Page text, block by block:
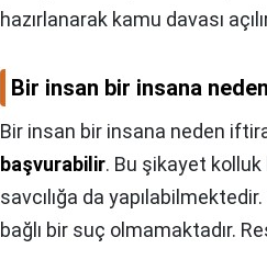
hazırlanarak kamu davası
Bir insan bir insana
Bir insan bir insana neden
başvurabilir. Bu şikayet kolluk
savcılığa da
bağlı bir suç olmamaktadır.